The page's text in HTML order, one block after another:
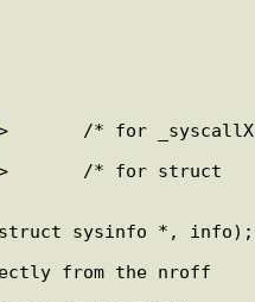
/* for _syscallX
/* for struct
sysinfo *, info);
from the nroff